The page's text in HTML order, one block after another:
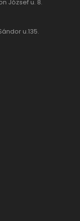
József u. 8.
u.135.